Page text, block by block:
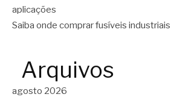
aplicações
Saiba onde comprar fusíveis industriais
Arquivos
agosto 2026